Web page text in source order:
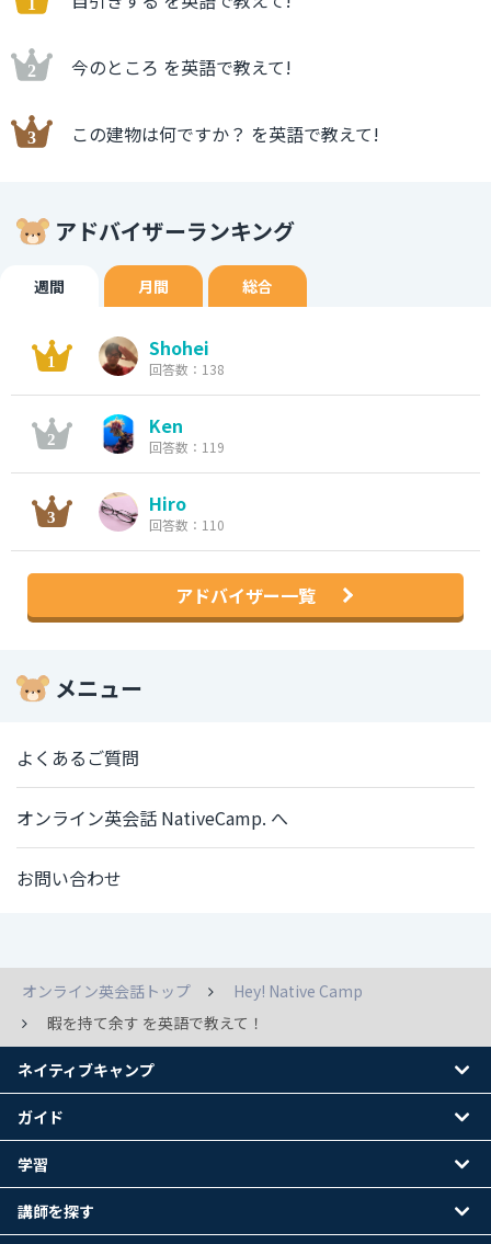
今のところ を英語で教えて!
この建物は何ですか？ を英語で教えて!
アドバイザーランキング
週間 月間 総合
Shohei
回答数：138
Ken
回答数：119
Hiro
回答数：110
アドバイザー一覧
メニュー
よくあるご質問
オンライン英会話 NativeCamp. へ
お問い合わせ
オンライン英会話トップ
Hey! Native Camp
暇を持て余す を英語で教えて！
ネイティブキャンプ
ガイド
学習
講師を探す